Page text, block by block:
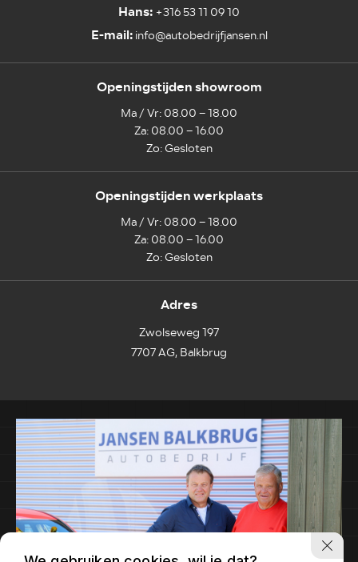
Hans: +316 53 11 09 10
E-mail:info@autobedrijfjansen.nl
Openingstijden showroom
Ma / Vr: 08.00 – 18.00
Za: 08.00 – 16.00
Zo: Gesloten
Openingstijden werkplaats
Ma / Vr: 08.00 – 18.00
Za: 08.00 – 16.00
Zo: Gesloten
Adres
Zwolseweg 197
7707 AG, Balkbrug